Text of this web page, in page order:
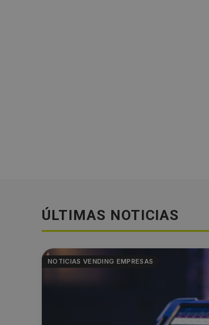
ÚLTIMAS NOTICIAS
NOTICIAS VENDING EMPRESAS